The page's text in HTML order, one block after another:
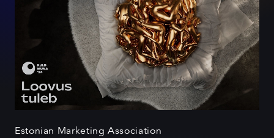
Estonian Marketing Association